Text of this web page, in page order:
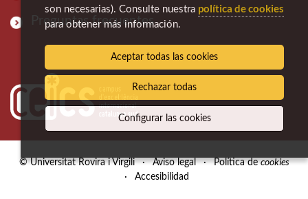
Preguntas frecuentes
© Universitat Rovira i Virgili · Aviso legal · Política decookies
· Accesibilidad
son necesarias). Consulte nuestra política de cookies
para obtener más información.
Aceptar todas las cookies
Rechazar todas
Configurar las cookies